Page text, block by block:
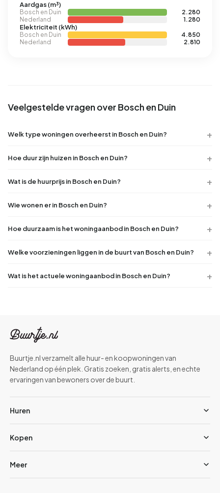
Aardgas (m³)
Bosch en Duin
2.280
Nederland
1.280
Elektriciteit (kWh)
Bosch en Duin
4.850
Nederland
2.810
Veelgestelde vragen over Bosch en Duin
Welk type woningen overheerst in Bosch en Duin?
Hoe duur zijn huizen in Bosch en Duin?
Wat is de huurprijs in Bosch en Duin?
Wie wonen er in Bosch en Duin?
Hoe duurzaam is het woningaanbod in Bosch en Duin?
Welke voorzieningen liggen in de buurt van Bosch en Duin?
Wat is het actuele woningaanbod in Bosch en Duin?
Buurtje.nl verzamelt alle huur- en koopwoningen van
Nederland op één plek. Gratis zoeken, gratis alerts, en echte
ervaringen van bewoners over de buurt.
Huren
Kopen
Meer